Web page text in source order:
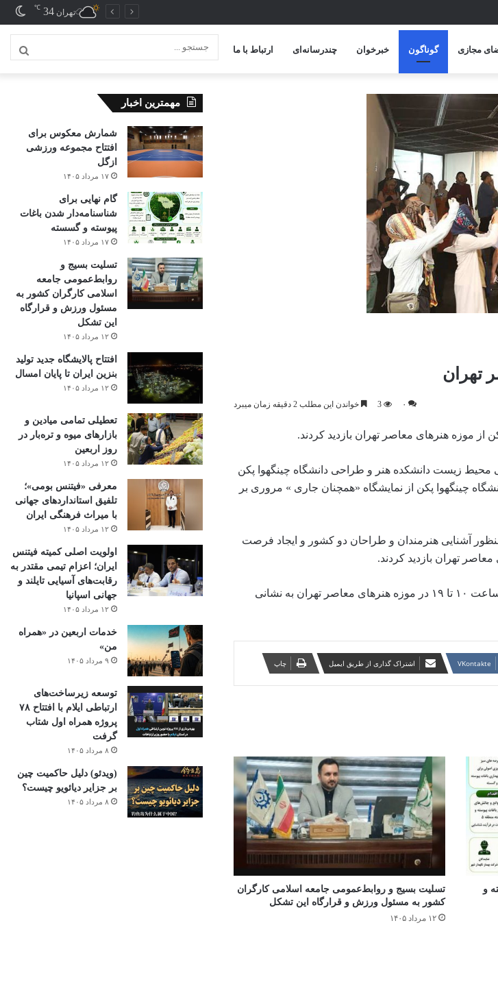
تهران 34
℃
مجازی گوناگون خبرخوان چندرسانه‌ای ارتباط با ما
تهران
۰ 3 خواندن این مطلب 2 دقیقه زمان میبرد
موزه هنرهای معاصر تهران بازدید کردند.
معماری و طراحی محیط زیست دانشکده هنر و طراحی دانشگاه چینگهوا پکن
چینگهوا پکن از نمایشگاه «همچنان جاری » مروری بر
آشنایی هنرمندان و طراحان دو کشور و ایجاد فرصت
تهران بازدید کردند.
گفتنی است که نمایشگاه «همچنان جاری» تا ۲۲ شهریور به جز دوشنبه‌ها و تعطیلات رسمی از ساعت ۱۰ تا ۱۹ در موزه هنرهای معاصر تهران به نشانی
‫VKontakte اشتراک گذاری از طریق ایمیل چاپ
و
تسلیت بسیج و روابط‌عمومی جامعه اسلامی کارگران
کشور به مسئول ورزش و قرارگاه این تشکل
۱۲ مرداد ۱۴۰۵
مهمترین اخبار
شمارش معکوس برای
افتتاح مجموعه ورزشی
ازگل
۱۷ مرداد ۱۴۰۵
گام نهایی برای
شناسنامه‌دار شدن باغات
پیوسته و گسسته
۱۷ مرداد ۱۴۰۵
تسلیت بسیج و
روابط‌عمومی جامعه
اسلامی کارگران کشور به
مسئول ورزش و قرارگاه
این تشکل
۱۲ مرداد ۱۴۰۵
افتتاح ‌پالایشگاه جدید تولید
بنزین ایران تا پایان امسال
۱۲ مرداد ۱۴۰۵
تعطیلی تمامی میادین و
بازارهای میوه و تره‌بار در
روز اربعین
۱۲ مرداد ۱۴۰۵
معرفی «فیتنس بومی»؛
تلفیق استانداردهای جهانی
با میراث فرهنگی ایران
۱۲ مرداد ۱۴۰۵
اولویت اصلی کمیته فیتنس
ایران؛ اعزام تیمی مقتدر به
رقابت‌های آسیایی تایلند و
جهانی اسپانیا
۱۲ مرداد ۱۴۰۵
خدمات اربعین در «همراه
من»
۹ مرداد ۱۴۰۵
توسعه زیرساخت‌های
ارتباطی ایلام با افتتاح ۷۸
پروژه همراه اول شتاب
گرفت
۸ مرداد ۱۴۰۵
(ویدئو) دلیل حاکمیت چین
بر جزایر دیائویو چیست؟
۸ مرداد ۱۴۰۵